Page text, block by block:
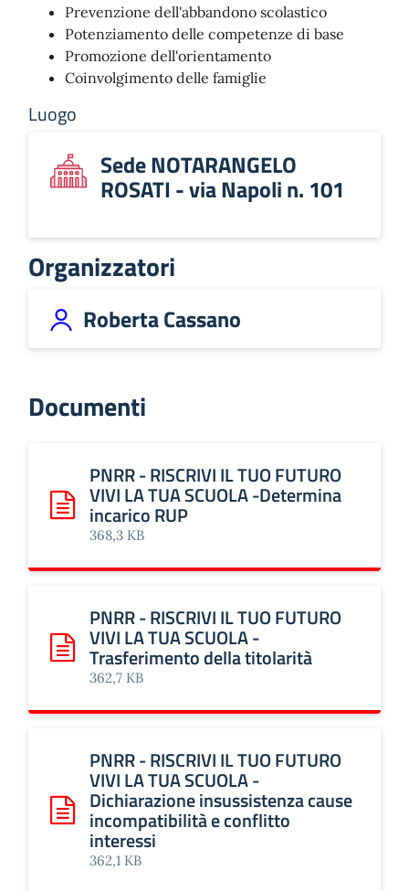
Prevenzione dell'abbandono scolastico
Potenziamento delle competenze di base
Promozione dell'orientamento
Coinvolgimento delle famiglie
Luogo
Sede NOTARANGELO
ROSATI - via Napoli n. 101
Organizzatori
Roberta Cassano
Documenti
Scarica: PNRR - RISCRIVI IL TUO FUTURO VIVI LA TUA
PNRR - RISCRIVI IL TUO FUTURO
VIVI LA TUA SCUOLA -Determina
incarico RUP
368,3 KB
Scarica: PNRR - RISCRIVI IL TUO FUTURO VIVI LA TUA
PNRR - RISCRIVI IL TUO FUTURO
VIVI LA TUA SCUOLA -
Trasferimento della titolarità
362,7 KB
Scarica: PNRR - RISCRIVI IL TUO FUTURO VIVI LA
PNRR - RISCRIVI IL TUO FUTURO
VIVI LA TUA SCUOLA -
Dichiarazione insussistenza cause
incompatibilità e conflitto
interessi
362,1 KB